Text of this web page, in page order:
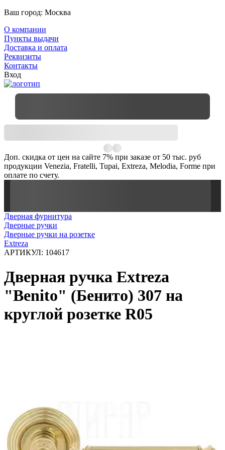
Ваш город: Москва
О компании
Пункты выдачи
Доставка и оплата
Реквизиты
Контакты
Вход
Доп. скидка от цен на сайте 7% при заказе от 50 тыс. руб
продукции Venezia, Fratelli, Tupai, Extreza, Melodia, Forme при
оплате по счету.
Дверная фурнитура
Дверные ручки
Дверные ручки на розетке
Extreza
АРТИКУЛ: 104617
Дверная ручка Extreza
"Benito" (Бенито) 307 на
круглой розетке R05